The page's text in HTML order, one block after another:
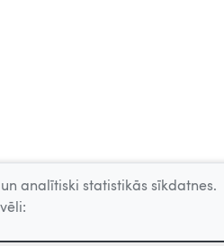
analītiski statistikās sīkdatnes.